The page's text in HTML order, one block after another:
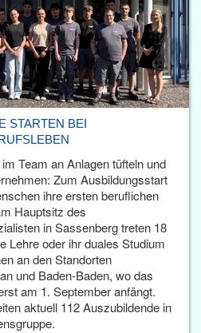
STARTEN BEI
Team an Anlagen tüfteln und
Zum Ausbildungsstart
ihre ersten beruflichen
Hauptsitz des
in Sassenberg treten 18
Lehre oder ihr duales Studium
an den Standorten
und Baden-Baden, wo das
am 1. September anfängt.
aktuell 112 Auszubildende in